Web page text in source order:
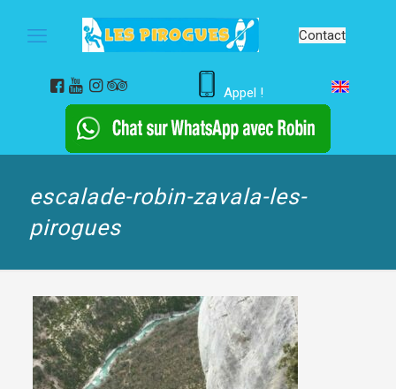
Contact
Appel !
escalade-robin-zavala-les-
pirogues